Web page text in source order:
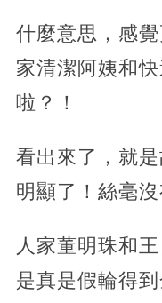
什麼意思，感
家清潔阿姨和
啦？！
看出來了，就
明顯了！絲毫沒
人家董明珠和
是真是假輪得